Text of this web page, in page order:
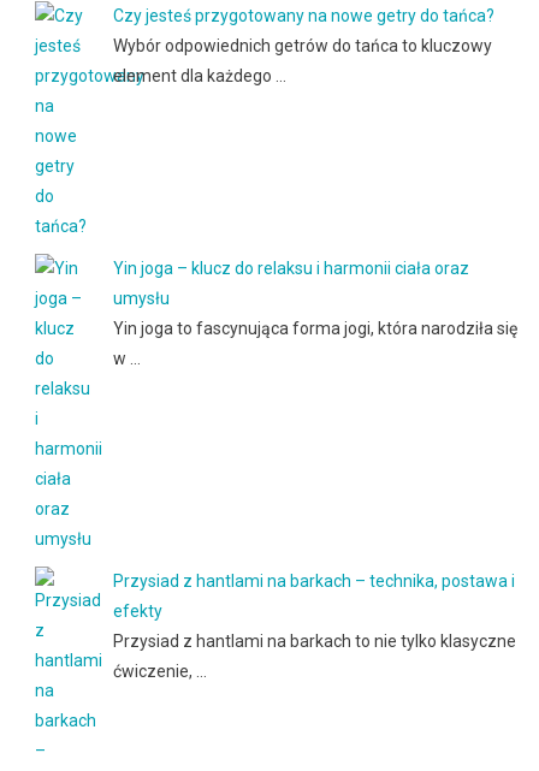
Czy jesteś przygotowany na nowe getry do tańca?
Wybór odpowiednich getrów do tańca to kluczowy
element dla każdego …
Yin joga – klucz do relaksu i harmonii ciała oraz
umysłu
Yin joga to fascynująca forma jogi, która narodziła się
w …
Przysiad z hantlami na barkach – technika, postawa i
efekty
Przysiad z hantlami na barkach to nie tylko klasyczne
ćwiczenie, …